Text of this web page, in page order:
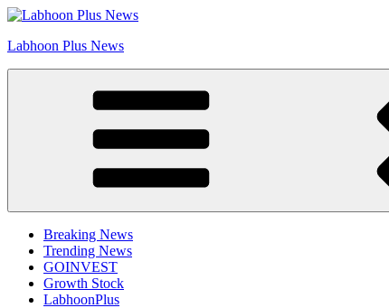
Skip
content
Labhoon Plus News
Breaking News
Trending News
GOINVEST
Growth Stock
LabhoonPlus